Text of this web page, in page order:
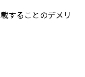
することのデメリ